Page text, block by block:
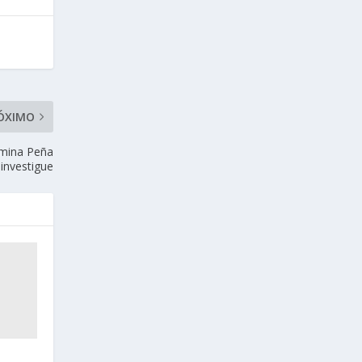
Peña